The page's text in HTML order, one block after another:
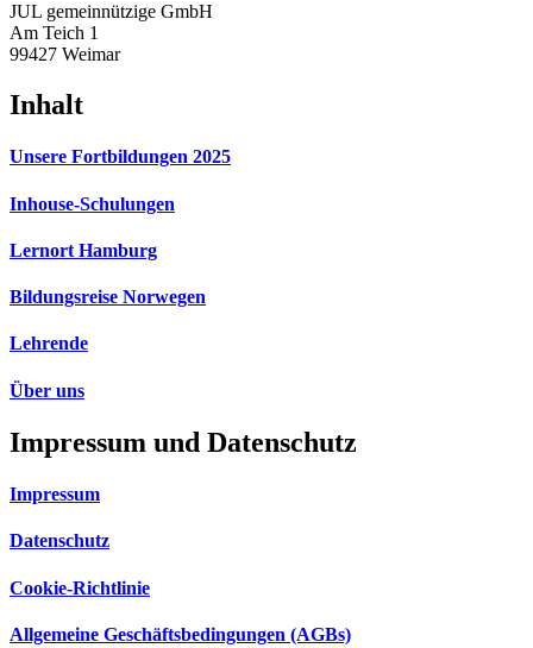
JUL gemeinnützige GmbH
Am Teich 1
99427 Weimar
Inhalt
Unsere Fortbildungen 2025
Inhouse-Schulungen
Lernort Hamburg
Bildungsreise Norwegen
Lehrende
Über uns
Impressum und Datenschutz
Impressum
Datenschutz
Cookie-Richtlinie
Allgemeine Geschäftsbedingungen (AGBs)